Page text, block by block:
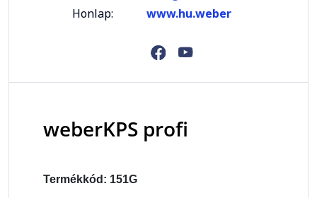
Honlap:
www.hu.weber
weberKPS profi
Termékkód: 151G